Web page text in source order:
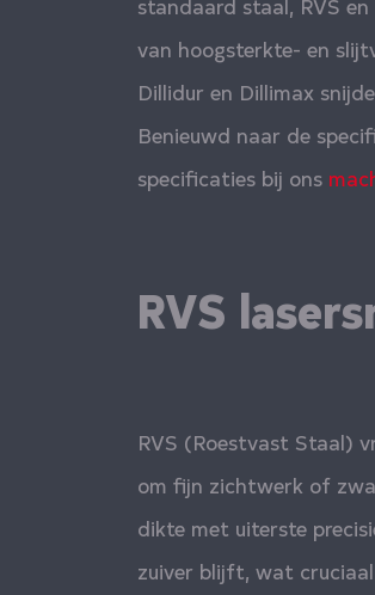
van hoogsterkte- en
Dillidur en Dillimax
Benieuwd naar de
specificaties bij ons
RVS
RVS (Roestvast Staal)
om fijn zichtwerk of
dikte met uiterste
zuiver blijft, wat